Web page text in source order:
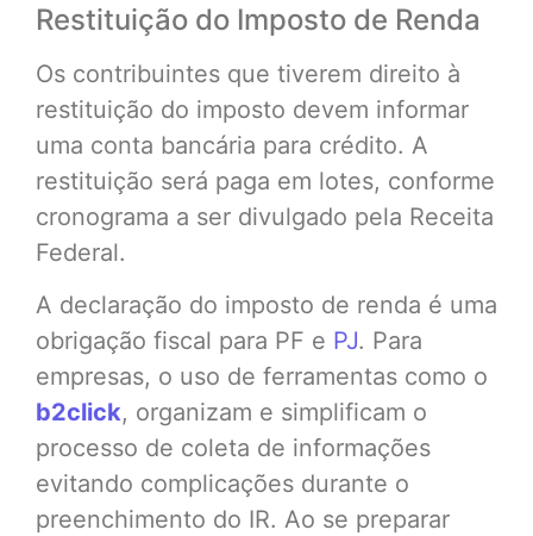
Restituição do Imposto de Renda
Os contribuintes que tiverem direito à
restituição do imposto devem informar
uma conta bancária para crédito. A
restituição será paga em lotes, conforme
cronograma a ser divulgado pela Receita
Federal.
A declaração do imposto de renda é uma
obrigação fiscal para PF e PJ. Para
empresas, o uso de ferramentas como o
b2click, organizam e simplificam o
processo de coleta de informações
evitando complicações durante o
preenchimento do IR. Ao se preparar